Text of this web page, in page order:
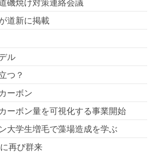
磯焼け対策連絡会議
道新に掲載
ル
つ？
ーボン
ーボン量を可視化する事業開始
大学生増毛で藻場造成を学ぶ
再び群来